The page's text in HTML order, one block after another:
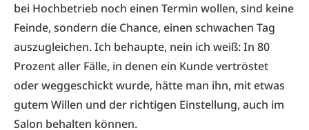
bei Hochbetrieb noch einen Termin wollen, sind keine
Feinde, sondern die Chance, einen schwachen Tag
auszugleichen. Ich behaupte, nein ich weiß: In 80
Prozent aller Fälle, in denen ein Kunde vertröstet
oder weggeschickt wurde, hätte man ihn, mit etwas
gutem Willen und der richtigen Einstellung, auch im
Salon behalten können.